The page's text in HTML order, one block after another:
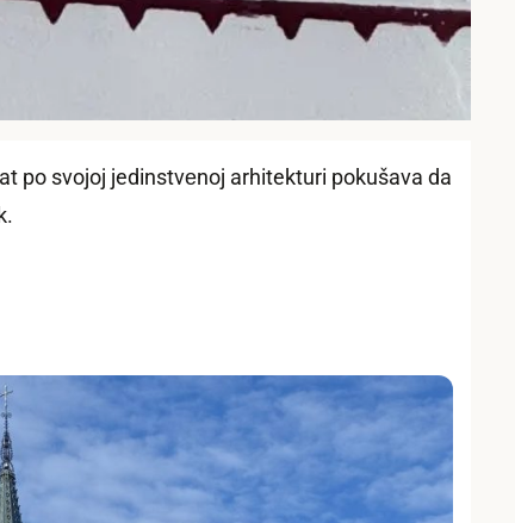
po svojoj jedinstvеnoj arhitekturi pokušava da